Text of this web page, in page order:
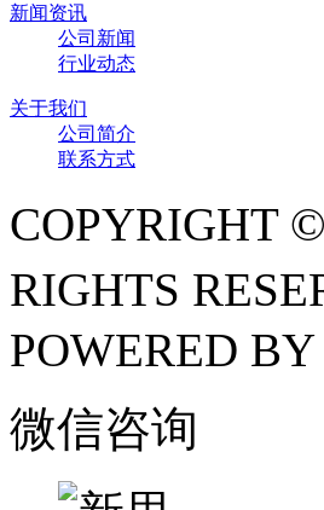
新闻资讯
公司新闻
行业动态
关于我们
公司简介
联系方式
COPYRIGHT
RIGHTS
POWERED BY
微信咨询